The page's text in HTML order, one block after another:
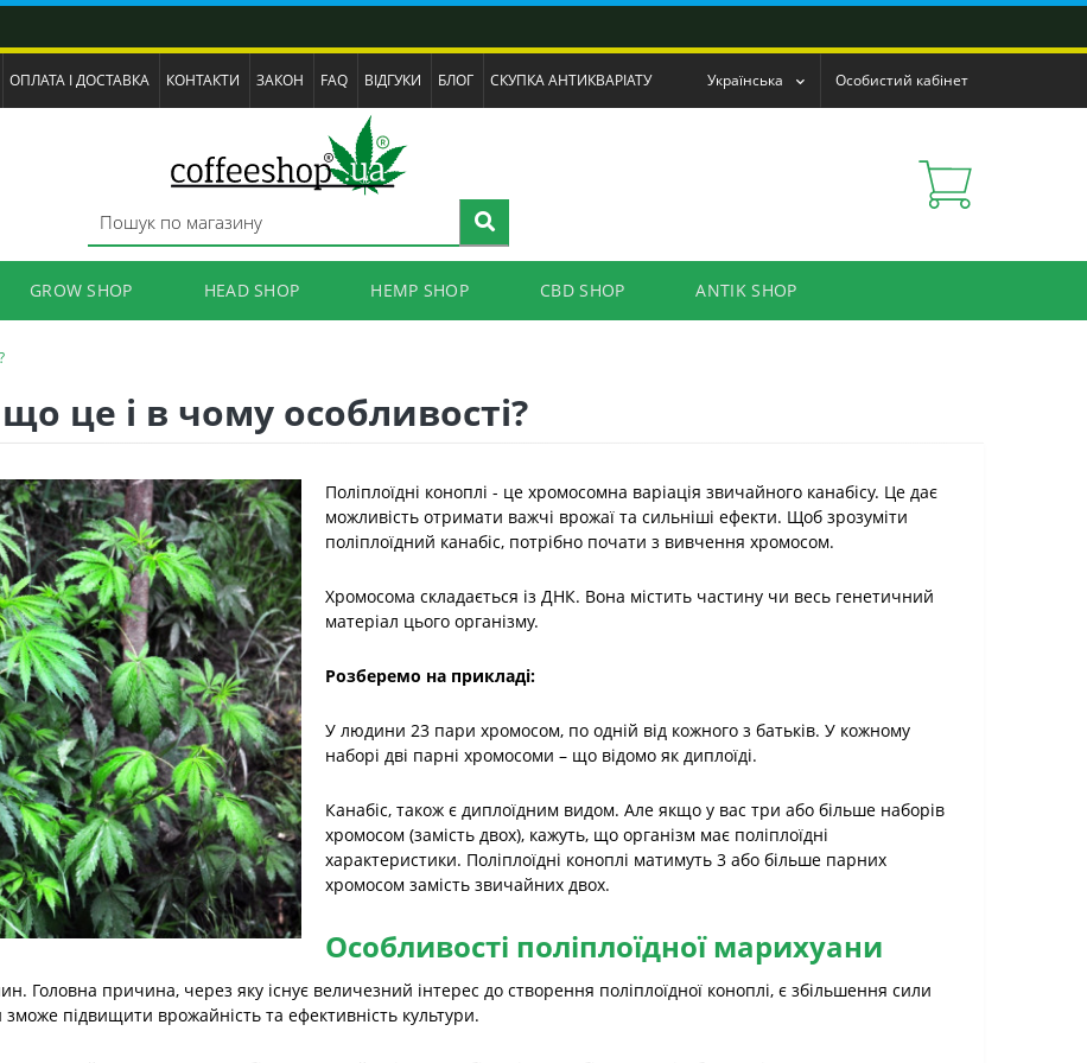
ОПЛАТА І ДОСТАВКА КОНТАКТИ ЗАКОН FAQ ВІДГУКИ БЛОГ СКУПКА АНТИКВАРІАТУ Українська Особистий кабінет
GROW SHOP HEAD SHOP HEMP SHOP CBD SHOP ANTIK SHOP
це і в чому особливості?
Поліплоїдні коноплі - це хромосомна варіація звичайного канабісу. Це дає
можливість отримати важчі врожаї та сильніші ефекти. Щоб зрозуміти
поліплоїдний канабіс, потрібно почати з вивчення хромосом.
Хромосома складається із ДНК. Вона містить частину чи весь генетичний
матеріал цього організму.
Розберемо на прикладі:
У людини 23 пари хромосом, по одній від кожного з батьків. У кожному
наборі дві парні хромосоми – що відомо як диплоїді.
Канабіс, також є диплоїдним видом. Але якщо у вас три або більше наборів
хромосом (замість двох), кажуть, що організм має поліплоїдні
характеристики. Поліплоїдні коноплі матимуть 3 або більше парних
хромосом замість звичайних двох.
Особливості поліплоїдної марихуани
Головна причина, через яку існує величезний інтерес до створення поліплоїдної коноплі, є збільшення сили
підвищити врожайність та ефективність культури.